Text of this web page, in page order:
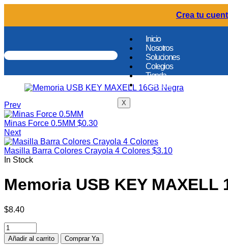
Crea tu
Inicio
Nosotros
Soluciones
Colegios
Tienda
Contacto
X
Prev
Minas Force 0.5MM $0.30
Next
Masilla Barra Colores Crayola 4 Colores $3.10
In Stock
Memoria USB KEY MAXELL
$8.40
Añadir al carrito Comprar Ya